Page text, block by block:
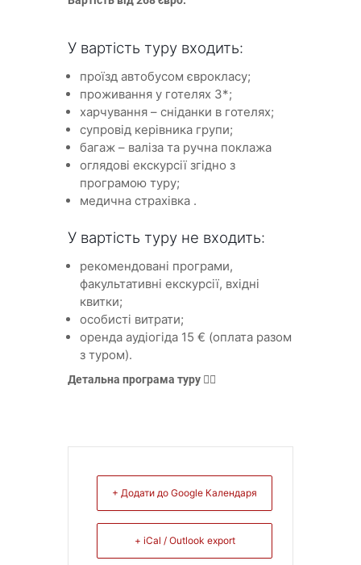
У вартість туру входить:
проїзд автобусом єврокласу;
проживання у готелях 3*;
харчування – сніданки в готелях;
супровід керівника групи;
багаж – валіза та ручна поклажа
оглядові екскурсії згідно з
програмою туру;
медична страхівка .
У вартість туру не входить:
рекомендовані програми,
факультативні екскурсії, вхідні
квитки;
особисті витрати;
оренда аудіогіда 15 € (оплата разом
з туром).
Детальна програма туру 👇🏻
+ Додати до Google Календаря
+ iCal / Outlook export